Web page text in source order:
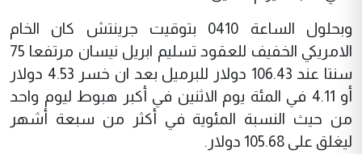
وبحلول الساعة 0410 بتوقيت جرينتش كان الخام
الامريكي الخفيف للعقود تسليم ابريل نيسان مرتفعا 75
سنتا عند 106.43 دولار للبرميل بعد ان خسر 4.53 دولار
أو 4.11 في المئة يوم الاثنين في أكبر هبوط ليوم واحد
من حيث النسبة المئوية في أكثر من سبعة أشهر
ليغلق على 105.68 دولار.